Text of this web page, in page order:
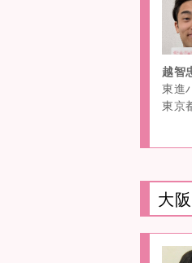
越智
東進
東京
大